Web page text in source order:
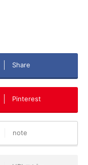
Share
Pinterest
note